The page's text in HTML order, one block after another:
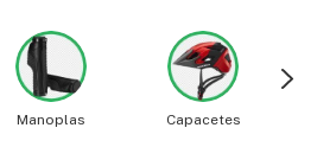
Manoplas Capacetes